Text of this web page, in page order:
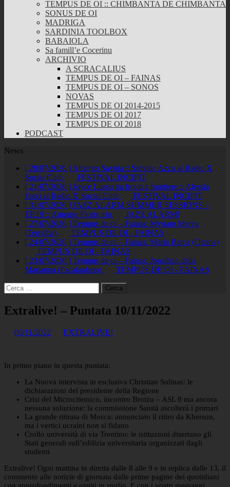
TEMPUS DE OI :: CHIMBANTA DE CHIMBANTA
SONUS DE OI
MADRIGA
SARDINIA TOOLBOX
BABAIOLA
Sa famill’e Cocerinu
ARCHIVIO
A SCRACALIUS
TEMPUS DE OI – FAINAS
TEMPUS DE OI – SONOS
NOVAS
TEMPUS DE OI 2014-2015
TEMPUS DE OI 2017
TEMPUS DE OI 2018
PODCAST
News
[ 28/07/2026 ] Albergo Savoia :: Simone Azzu al Radio X
Social Club
FESTIVAL INCIPIT
[ 21/07/2026 ] Joyce Lussu tra fronti e frontiere :: Alessia
Farci al Radio X Social Club
FESTIVAL INCIPIT
[ 31/07/2026 ] JAZZ ALARM SUMMER SESSIONS –
EP.19 :: Antonio Floris trio
JAZZ ALARM!
[ 27/07/2026 ] Tempus de oi – Fainas: Myriam Mereu
(Terralba)
TEMPUS DE OI - FAINAS
[ 24/07/2026 ] Tempus de oi – Fainas: Maria Barca (Ottana)
TEMPUS DE OI - FAINAS
[ 23/07/2026 ] Tempus de oi – Fainas: Jonathan della
Marianna (Escalaplano)
TEMPUS DE OI - FAINAS
Ricerca
per:
Extralive! – Puntata 10/11/2022
09/11/2022 EXTRALIVE!
In primo piano in questa puntata:
La Nuova intervista in esclusiva Christian Solinas: le
dichiarazioni del presidente della Regione
Crisi del Microcitemico, incontro Brotzu – ASL 8 ma ancora
nessuna soluzione: la commissione Sanità ascolterà i primari
La grande ritirata di Mosca: annunciato il ritiro da Kherson,
ma i vertici ucraini non si fidano
Crollo università di via Trentino: le istituzioni disertano gli
Stati generali sull’edilizia universitaria organizzati dagli
studenti
Extralive! Ogni mattina in diretta dalle 8 alle 9 e in replica dalle 13, il
commento alle notizie di giornata dalle prime pagine dei quotidiani